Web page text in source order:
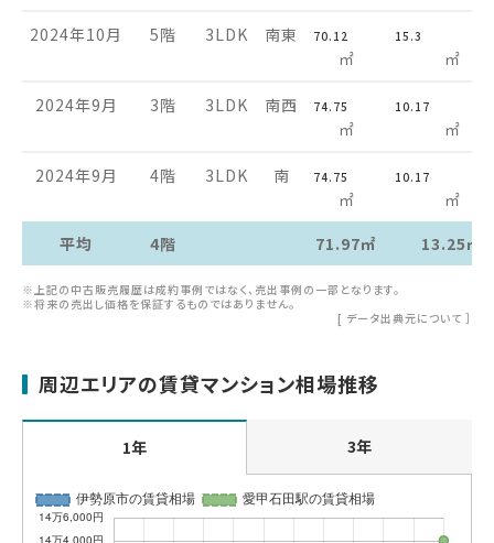
2024年10月 5階 3LDK 南東 70.12
㎡
15.3
㎡
2024年9月 3階 3LDK 南西 74.75
㎡
10.17
㎡
2024年9月 4階 3LDK 南 74.75
㎡
10.17
㎡
平均
4階 71.97㎡ 13.25㎡
※上記の中古販売履歴は成約事例ではなく、売出事例の一部となります。
※将来の売出し価格を保証するものではありません。
[ データ出典元について ］
周辺エリアの賃貸マンション相場推移
1年 3年